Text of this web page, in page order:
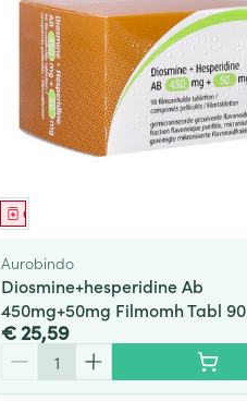
Geneesmiddel
Aurobindo
Diosmine+hesperidine Ab
450mg+50mg Filmomh Tabl 90
€ 25,59